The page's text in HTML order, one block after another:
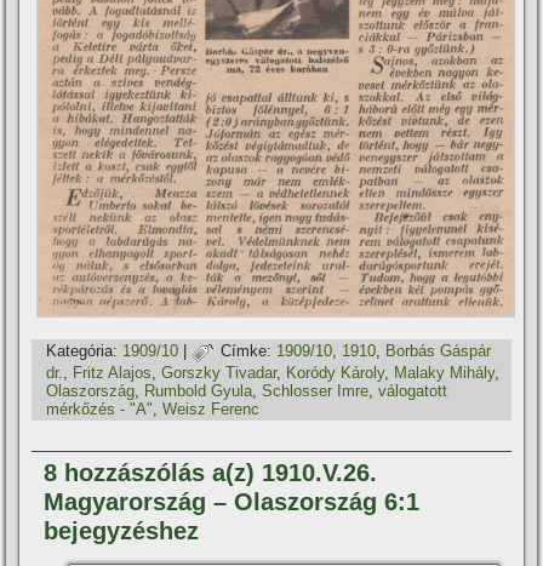
Kategória: 1909/10 Címke: 1909/10 1910
Borbás Gáspár
dr.
Fritz Alajos ,Gorszky Tivadar, Koródy Károly, Malaky Mihály,
Olaszország Rumbold Gyula ,Schlosser Imre ,válogatott
mérkőzés - "A" ,Weisz Ferenc
8 hozzászólás a(z) 1910.V.26.
Magyarország – Olaszország 6:1
bejegyzéshez